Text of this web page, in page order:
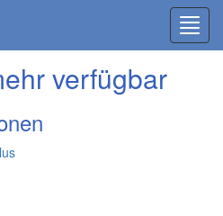
verfügbar